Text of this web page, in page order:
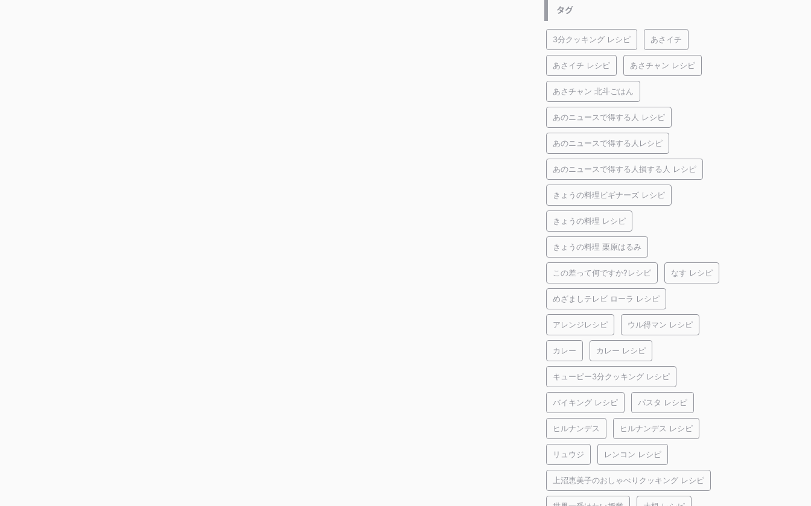
タグ
3分クッキング レシピ あさイチ
あさイチ レシピ あさチャン レシピ
あさチャン 北斗ごはん
あのニュースで得する人 レシピ
あのニュースで得する人レシピ
あのニュースで得する人損する人 レシピ
きょうの料理ビギナーズ レシピ
きょうの料理 レシピ
きょうの料理 栗原はるみ
この差って何ですか?レシピ なす レシピ
めざましテレビ ローラ レシピ
アレンジレシピ ウル得マン レシピ
カレー カレー レシピ
キューピー3分クッキング レシピ
バイキング レシピ パスタ レシピ
ヒルナンデス ヒルナンデス レシピ
リュウジ レンコン レシピ
上沼恵美子のおしゃべりクッキング レシピ